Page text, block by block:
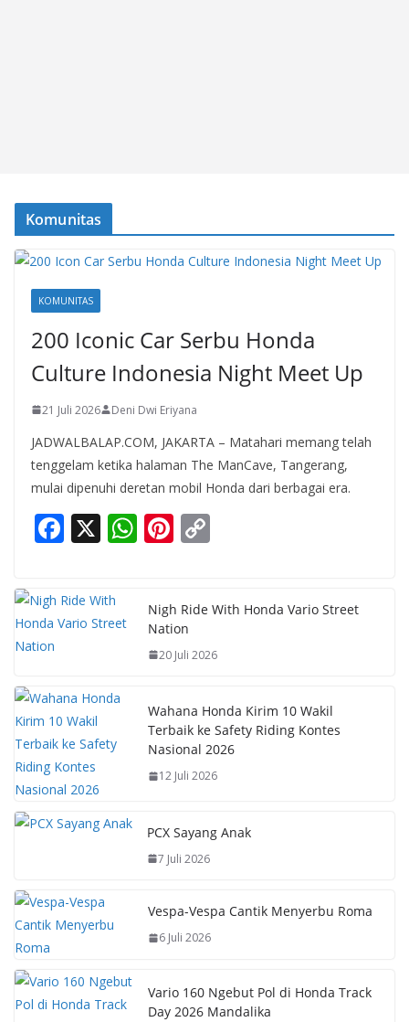
Komunitas
KOMUNITAS
200 Iconic Car Serbu Honda
Culture Indonesia Night Meet Up
21 Juli 2026 Deni Dwi Eriyana
JADWALBALAP.COM, JAKARTA – Matahari memang telah
tenggelam ketika halaman The ManCave, Tangerang,
mulai dipenuhi deretan mobil Honda dari berbagai era.
F
e
b
k
X W
s
A
p
Pi
e
st
y
Li
k
Nigh Ride With Honda Vario Street
Nation
20 Juli 2026
Wahana Honda Kirim 10 Wakil
Terbaik ke Safety Riding Kontes
Nasional 2026
12 Juli 2026
PCX Sayang Anak
7 Juli 2026
Vespa-Vespa Cantik Menyerbu Roma
6 Juli 2026
Vario 160 Ngebut Pol di Honda Track
Day 2026 Mandalika